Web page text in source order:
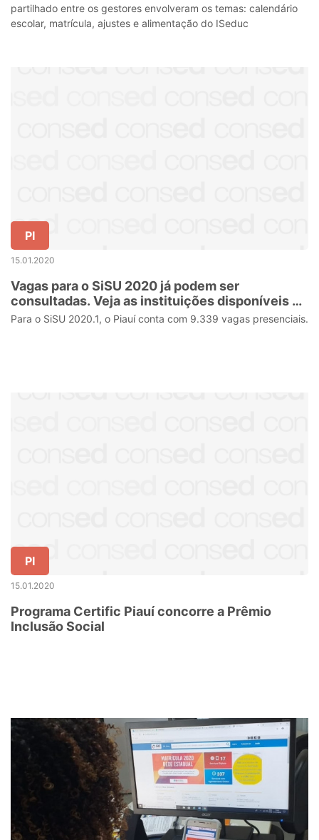
partilhado entre os gestores envolveram os temas: calendário
escolar, matrícula, ajustes e alimentação do ISeduc
PI
15.01.2020
Vagas para o SiSU 2020 já podem ser
consultadas. Veja as instituições disponíveis no
Piauí.
Para o SiSU 2020.1, o Piauí conta com 9.339 vagas presenciais.
PI
15.01.2020
Programa Certific Piauí concorre a Prêmio
Inclusão Social